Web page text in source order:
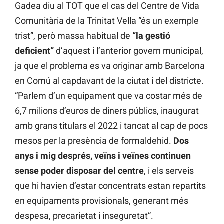
Gadea diu al TOT que el cas del Centre de Vida
Comunitària de la Trinitat Vella “és un exemple
trist”, però massa habitual de “la gestió
deficient”d’aquest i l’anterior govern municipal,
ja que el problema es va originar amb Barcelona
en Comú al capdavant de la ciutat i del districte.
“Parlem d’un equipament que va costar més de
6,7 milions d’euros de diners públics, inaugurat
amb grans titulars el 2022 i tancat al cap de pocs
mesos per la presència de formaldehid. Dos
anys i mig després, veïns i veïnes continuen
sense poder disposar del centre, i els serveis
que hi havien d’estar concentrats estan repartits
en equipaments provisionals, generant més
despesa, precarietat i inseguretat”.